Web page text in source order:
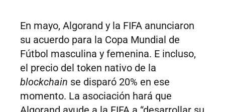
En mayo, Algorand y la FIFA anunciaron
su acuerdo para la Copa Mundial de
Fútbol masculina y femenina. E incluso,
el precio del token nativo de la
blockchain se disparó 20% en ese
momento. La asociación hará que